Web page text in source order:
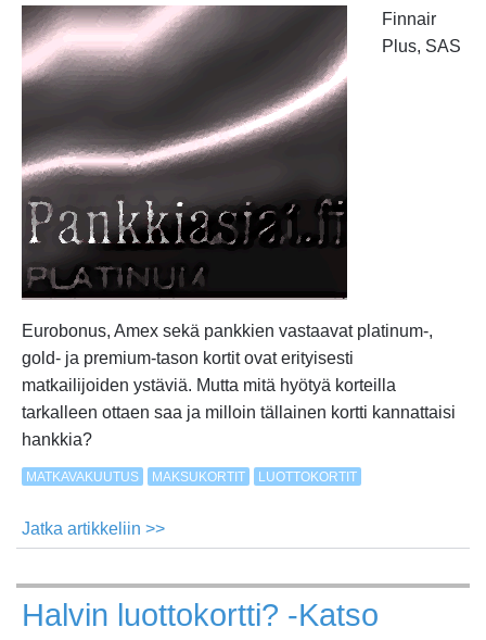
Mastercard-
kortin
kulut
Finnair
Plus, SAS
Eurobonus, Amex sekä pankkien vastaavat platinum-,
gold- ja premium-tason kortit ovat erityisesti
matkailijoiden ystäviä. Mutta mitä hyötyä korteilla
tarkalleen ottaen saa ja milloin tällainen kortti kannattaisi
hankkia?
MATKAVAKUUTUS MAKSUKORTIT LUOTTOKORTIT
Jatka artikkeliin >>
kultaa
ja
Halvin luottokortti? -Katso